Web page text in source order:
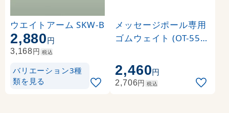
ウエイトアーム SKW-B
2,880円
3,168円 税込
バリエーション3種
類を見る
メッセージポール専用
ゴムウェイト (OT-550-
2,460円
2,706円 税込